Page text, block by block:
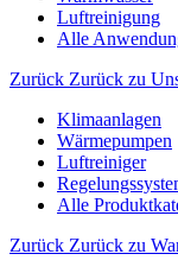
Luftreinigung
Alle
Zurück Zurück zu
Klimaanlagen
Wärmepumpen
Luftreiniger
Alle
Zurück Zurück zu